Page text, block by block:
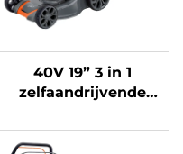
40V 19” 3 in 1
zelfaandrijvende
grasmaaier LM48ZLi-